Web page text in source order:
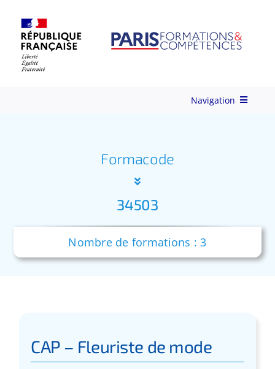
content
Navigation
Formations
Formacode
34503
Nombre de formations : 3
CAP – Fleuriste de mode